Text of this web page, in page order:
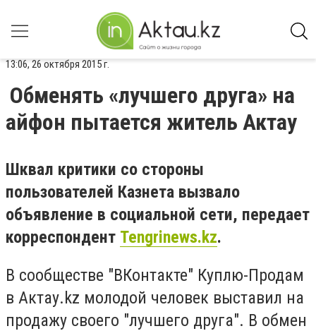
13:06, 26 октября 2015 г.
Обменять «лучшего друга» на
айфон пытается житель Актау
Шквал критики со стороны
пользователей Казнета вызвало
объявление в социальной сети, передает
корреспондент Tengrinews.kz.
В сообществе "ВКонтакте" Куплю-Продам
в Актау.kz молодой человек выставил на
продажу своего "лучшего друга". В обмен